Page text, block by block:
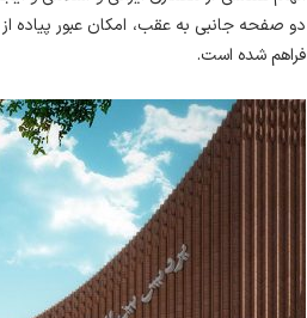
دو صفحه جانبی به عقب، امکان عبور پیاده
فراهم شده است.